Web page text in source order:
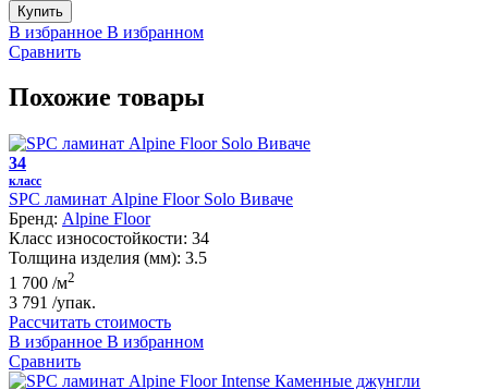
Купить
В избранное В избранном
Сравнить
Похожие товары
34
класс
SPC ламинат Alpine Floor Solo Виваче
Бренд: Alpine Floor
Класс износостойкости: 34
Толщина изделия (мм): 3.5
1 700 /м2
3 791 /упак.
Рассчитать стоимость
В избранное В избранном
Сравнить